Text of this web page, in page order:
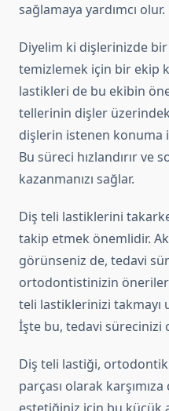
sağlamaya yardımcı olur.
Diyelim ki dişlerinizde
temizlemek için bir ekip
lastikleri de bu ekibin
tellerinin dişler üzerindeki
dişlerin istenen konuma
Bu süreci hızlandırır ve
kazanmanızı sağlar.
Diş teli lastiklerini
takip etmek önemlidir.
görünseniz de, tedavi
ortodontistinizin
teli lastiklerinizi
İşte bu, tedavi sürecinizi
Diş teli lastiği,
parçası olarak karşımıza